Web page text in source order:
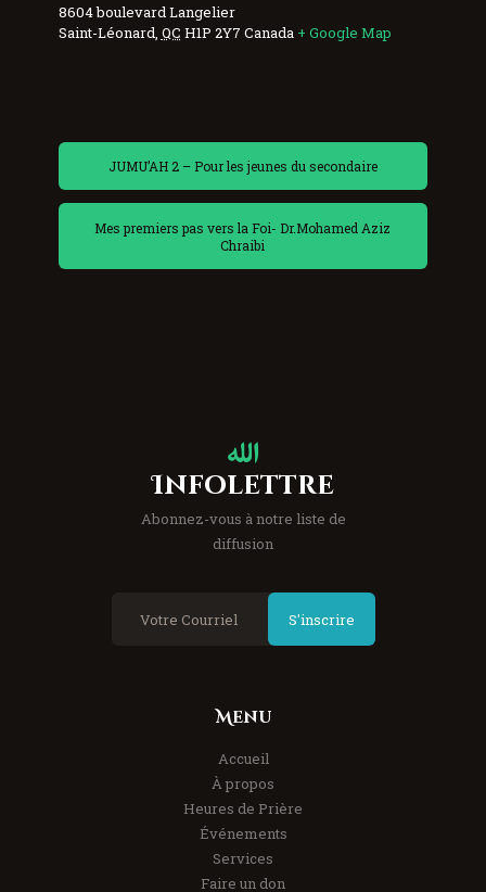
8604 boulevard Langelier
Saint-Léonard QC H1P 2Y7 Canada + Google Map
JUMU’AH 2 – Pour les jeunes du secondaire
Mes premiers pas vers la Foi- Dr.Mohamed Aziz
Chraibi
Infolettre
Abonnez-vous à notre liste de
diffusion
S'inscrire
Menu
Accueil
À propos
Heures de Prière
Événements
Services
Faire un don